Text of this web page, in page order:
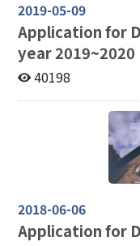
2019-05-09
Application for
year 2019~2020
40198
2018-06-06
Application for